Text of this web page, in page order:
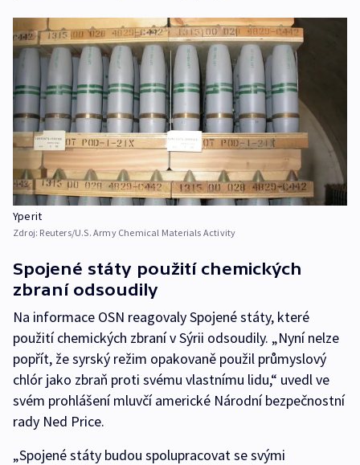
Yperit
Zdroj: Reuters/U.S. Army Chemical Materials Activity
Spojené státy použití chemických
zbraní odsoudily
Na informace OSN reagovaly Spojené státy, které
použití chemických zbraní v Sýrii odsoudily. „Nyní nelze
popřít, že syrský režim opakovaně použil průmyslový
chlór jako zbraň proti svému vlastnímu lidu,“ uvedl ve
svém prohlášení mluvčí americké Národní bezpečnostní
rady Ned Price.
„Spojené státy budou spolupracovat se svými